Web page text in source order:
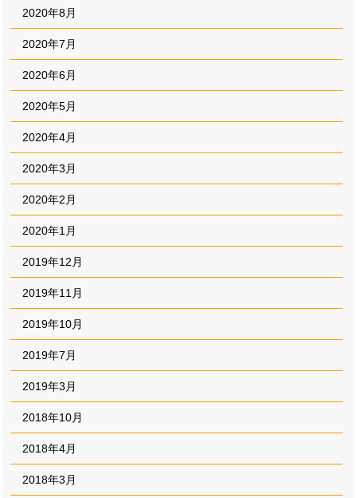
2020年8月
2020年7月
2020年6月
2020年5月
2020年4月
2020年3月
2020年2月
2020年1月
2019年12月
2019年11月
2019年10月
2019年7月
2019年3月
2018年10月
2018年4月
2018年3月